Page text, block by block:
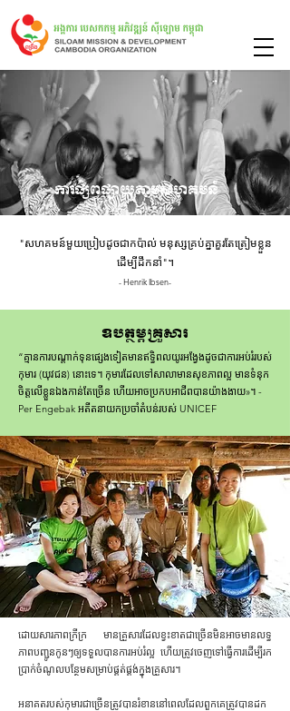
ការផ្សព្វផ្សាយតាមសហគមន៍
"សហគមន៍មួយប្រៀបដូចជាកប៉ាល់ មនុស្សគ្រប់គ្នាគួរតែត្រៀមខ្លួន
ដើម្បីដឹកនាំ"។
- Henrik Ibsen-
ឧបត្ថម្ភគ្រួសារ
“គ្មានការបណ្តាក់ទុនផ្សេងទៀតមានឥទ្ធិពលយូរអង្វែងដូចជាការអប់រំរបស់
កុមារ (យុវជន) នោះទេ។ កុមារ​ដែល​ទៅ​សាលា​មាន​សុខភាព​ល្អ មាន​ទំនុក​
ចិត្ត​លើ​ខ្លួន​ឯង​កាន់​តែ​ច្រើន ហើយ​អាច​ប្រកប​អាជីព​បាន​យ៉ាង​ងាយ»។ -
Per Engebak អតីតនាយកប្រចាំតំបន់របស់ UNICEF
ដោយសារភាពក្រីក្រ មានគ្រួសារដែលខ្វះខាតជាច្រើនមិនអាចមានលទ្ធ
ភាពបញ្ជូនកូនៗឲ្យទទួលបានការអប់រំល្អ ហើយត្រូវចេញទៅធ្វើការដើម្បីរក
ប្រាក់ចំណូលបន្ថែមសម្រាប់ផ្គត់ផ្គង់ក្នុងគ្រួសារ។
អនាគតរបស់កុមារជាច្រើនត្រូវបានរំខាននៅពេលដែលពួកគេត្រូវបានដក